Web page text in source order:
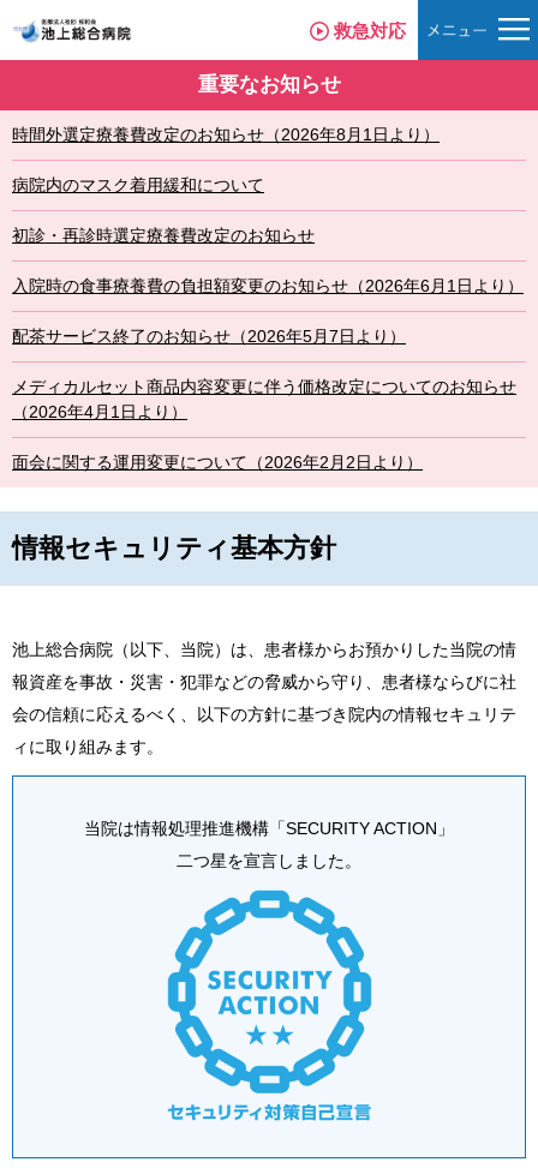
救急対応
重要なお知らせ
時間外選定療養費改定のお知らせ（2026年8月1日より）
病院内のマスク着用緩和について
初診・再診時選定療養費改定のお知らせ
入院時の食事療養費の負担額変更のお知らせ（2026年6月1日より）
配茶サービス終了のお知らせ（2026年5月7日より）
メディカルセット商品内容変更に伴う価格改定についてのお知らせ
（2026年4月1日より）
面会に関する運用変更について（2026年2月2日より）
情報セキュリティ基本方針
池上総合病院（以下、当院）は、患者様からお預かりした当院の情
報資産を事故・災害・犯罪などの脅威から守り、患者様ならびに社
会の信頼に応えるべく、以下の方針に基づき院内の情報セキュリテ
ィに取り組みます。
当院は情報処理推進機構「SECURITY ACTION」
二つ星を宣言しました。